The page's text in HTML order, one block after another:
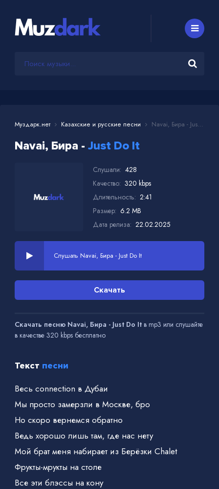
Муздарк.нет Казахские и русские песни Navai, Бира - Just Do It
Navai, Бира - Just Do It
Слушали: 428
Качество: 320 kbps
Длительность: 2:41
Размер: 6.2 MB
Дата релиза: 22.02.2025
Слушать Navai, Бира - Just Do It
Скачать
Скачать песню Navai, Бира - Just Do It в mp3 или слушайте
в качестве 320 kbps бесплатно
Текст песни
Весь connection в Дубаи
Мы просто замерзли в Москве, бро
Но скоро вернемся обратно
Ведь хорошо лишь там, где нас нету
Мой брат меня набирает из Берёзки Chalet
Фрукты-мрукты на столе
Все эти блэссы на кону